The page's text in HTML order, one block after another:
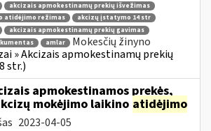
akcizais apmokestinamų prekių išvežimas
atidėjimo režimas
akcizų įstatymo 14 str
akcizais apmokestinamų prekių gavimas
amlar
Mokesčių žinyno
» Akcizais apmokestinamų prekių
str.)
apmokestinamos prekės,
mokėjimo laikino atidėjimo
2023-04-05